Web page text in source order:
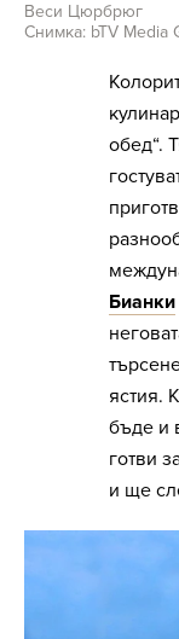
Веси Цюрбрюг
Снимка: bTV Media
обед“.
Бианки
ястия.
бъде и
готви
и ще